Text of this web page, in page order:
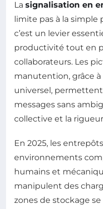
La signalisation en
limite pas à la
c’est un levier
productivité tout en
collaborateurs. Les
manutention, grâce
universel,
messages sans
collective et la
En 2025, les
environnements
humains et
manipulent des
zones de stockage